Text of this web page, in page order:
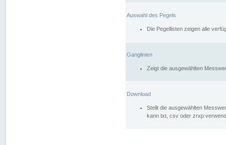
Auswahl des Pegels
Die Pegellisten zeigen alle
Ganglinien
Zeigt die ausgewählten
Download
Stellt die ausgewählten
kann txt, csv oder zrxp